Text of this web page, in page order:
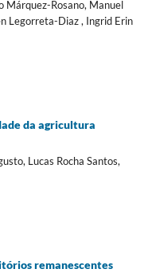
Márquez-Rosano, Manuel
Legorreta-Diaz , Ingrid Erin
da agricultura
Lucas Rocha Santos,
remanescentes